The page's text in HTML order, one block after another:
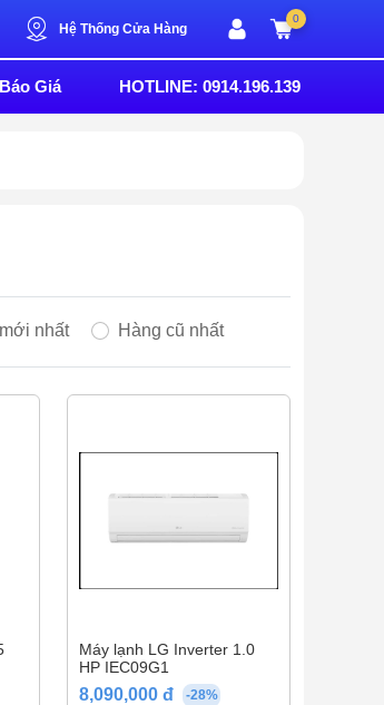
Hệ Thống Cửa Hàng
0
Báo Giá HOTLINE: 0914.196.139
nhất Hàng cũ nhất
Máy lạnh LG Inverter 1.0
HP IEC09G1
8,090,000 đ -28%